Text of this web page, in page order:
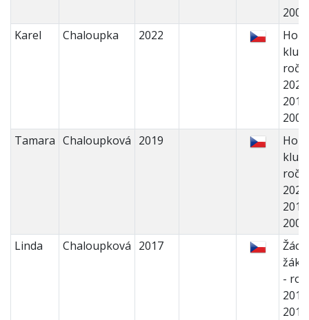
Karel
Chaloupka 2022
kluci
Tamara Chaloupková 2019
kluci
Linda
Chaloupková 2017
Žáci
-